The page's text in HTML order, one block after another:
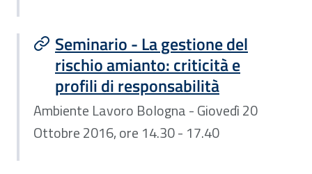
Seminario - La gestione del
rischio amianto: criticità e
profili di responsabilità
Ambiente Lavoro Bologna - Giovedì 20
Ottobre 2016, ore 14.30 - 17.40